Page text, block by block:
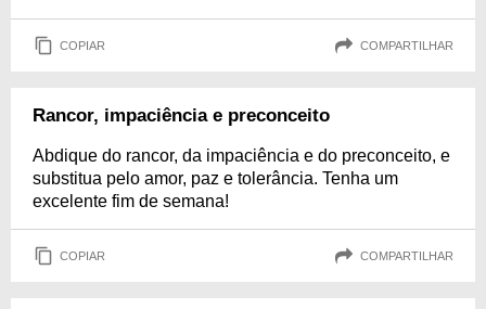
COPIAR COMPARTILHAR
Rancor, impaciência e preconceito
Abdique do rancor, da impaciência e do preconceito, e
substitua pelo amor, paz e tolerância. Tenha um
excelente fim de semana!
COPIAR COMPARTILHAR